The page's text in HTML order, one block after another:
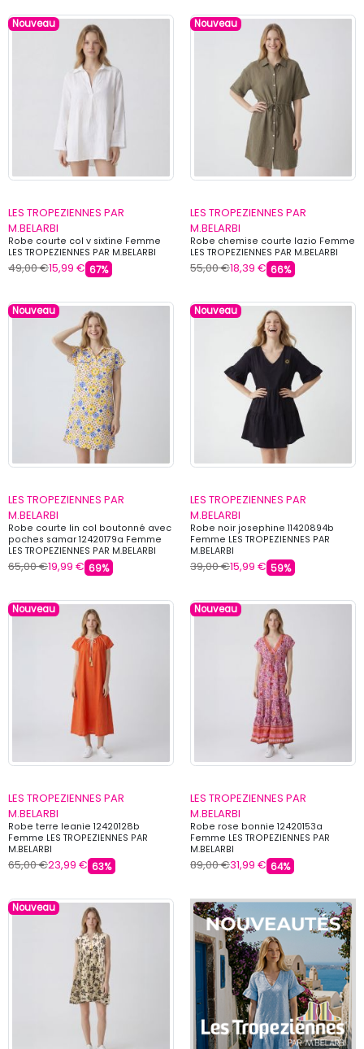
Nouveau
LES TROPEZIENNES PAR
M.BELARBI
Robe courte col v sixtine Femme
LES TROPEZIENNES PAR M.BELARBI
49,00 €15,99 € 67%
Nouveau
LES TROPEZIENNES PAR
M.BELARBI
Robe chemise courte lazio Femme
LES TROPEZIENNES PAR M.BELARBI
55,00 €18,39 € 66%
Nouveau
LES TROPEZIENNES PAR
M.BELARBI
Robe courte lin col boutonné avec
poches samar 12420179a Femme
LES TROPEZIENNES PAR M.BELARBI
65,00 €19,99 € 69%
Nouveau
LES TROPEZIENNES PAR
M.BELARBI
Robe noir josephine 11420894b
Femme LES TROPEZIENNES PAR
M.BELARBI
39,00 €15,99 € 59%
Nouveau
LES TROPEZIENNES PAR
M.BELARBI
Robe terre leanie 12420128b
Femme LES TROPEZIENNES PAR
M.BELARBI
65,00 €23,99 € 63%
Nouveau
LES TROPEZIENNES PAR
M.BELARBI
Robe rose bonnie 12420153a
Femme LES TROPEZIENNES PAR
M.BELARBI
89,00 €31,99 € 64%
Nouveau